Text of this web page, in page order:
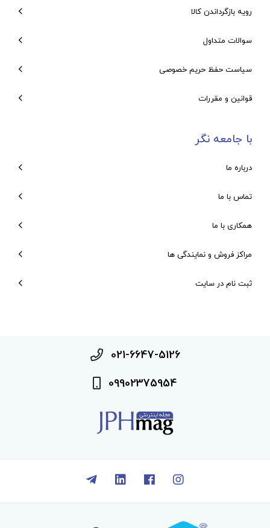
رویه بازگرداندن کالا
سوالات متداول
سیاست حفظ حریم خصوصی
قوانین و مقررات
با جامعه نگر
درباره ما
تماس با ما
همکاری با ما
مراکز فروش و نمایندگی ها
ثبت نام در سایت
021-6647-5126
09902375954